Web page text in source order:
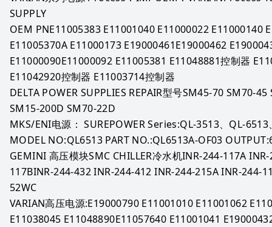
SUPPLY
OEM PNE11005383 E11001040 E11000022 E11000140
E11005370A E11000173 E19000461E19000462
E11000090E11000092 E11005381 E11048881控制器
E11042920控制器 E11003714控制器
DELTA POWER SUPPLIES REPAIR型号SM45-70 SM70-
SM15-200D SM70-22D
MKS/ENI电源： SUREPOWER Series:QL-3513、QL-
MODEL NO:QL6513 PART NO.:QL6513A-OF03
GEMINI 高压模块SMC CHILLER冷水机INR-244-117A
117BINR-244-432 INR-244-412 INR-244-215A INR-244-
52WC
VARIAN高压电源:E19000790 E11001010 E11001062
E11038045 E11048890E11057640 E11001041